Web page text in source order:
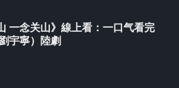
一念关山》線上看：一口气看完
宇寧）陸劇